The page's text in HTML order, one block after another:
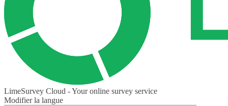
LimeSurvey Cloud - Your online survey service
Modifier la langue